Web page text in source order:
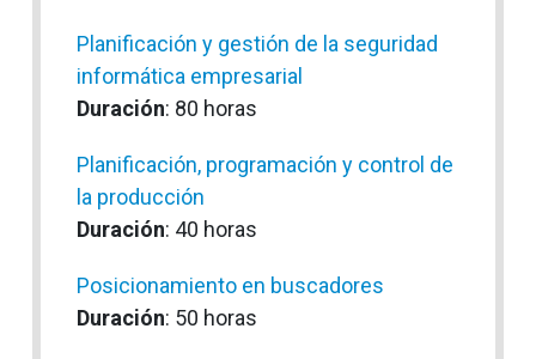
Planificación y gestión de la seguridad
informática empresarial
Duración: 80 horas
Planificación, programación y control de
la producción
Duración: 40 horas
Posicionamiento en buscadores
Duración: 50 horas